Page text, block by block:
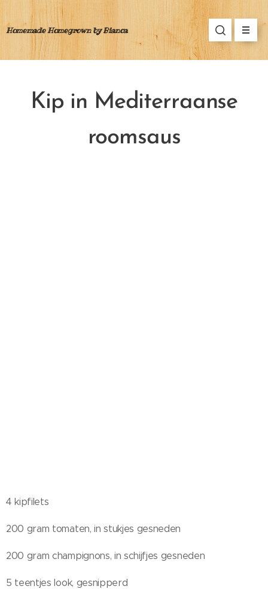
Homemade Homegrown by Bianca
Kip in Mediterraanse
roomsaus
4 kipfilets
200 gram tomaten, in stukjes gesneden
200 gram champignons, in schijfjes gesneden
5 teentjes look, gesnipperd